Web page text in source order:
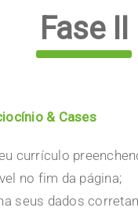
Fase II
& Cases
currículo
no fim da página;
seus dados